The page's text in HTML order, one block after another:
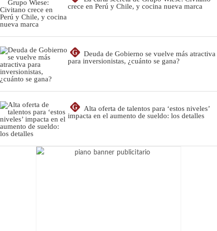
crece en Perú y Chile, y cocina nueva marca
G
Deuda de Gobierno se vuelve más atractiva
para inversionistas, ¿cuánto se gana?
G
Alta oferta de talentos para ‘estos niveles’
impacta en el aumento de sueldo: los detalles